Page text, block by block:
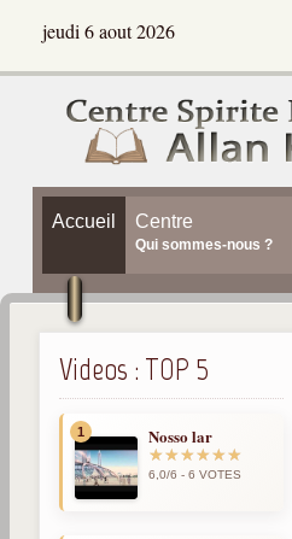
jeudi 6 aout 2026
Accueil Centre
Qui sommes-nous ?
Videos : TOP 5
1 Nosso lar
6,0/6 - 6 VOTES